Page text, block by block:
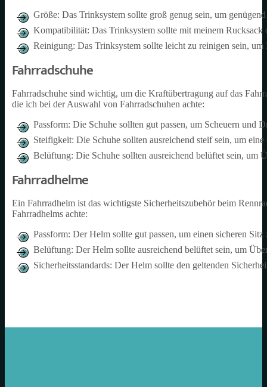
Größe: Das Trinksystem sollte groß genug sein, um
Kompatibilität: Das Trinksystem sollte mit meinem Rucksack
Reinigung: Das Trinksystem sollte leicht zu reinigen sein,
Fahrradschuhe
Fahrradschuhe sind wichtig, um die Kraftübertragung auf das
die ich bei der Auswahl von Fahrradschuhen achte:
Passform: Die Schuhe sollten gut passen, um Scheuern und
Steifigkeit: Die Schuhe sollten ausreichend steif sein, um
Belüftung: Die Schuhe sollten ausreichend belüftet sein, um
Fahrradhelme
Ein Fahrradhelm ist das wichtigste Sicherheitszubehör beim
Fahrradhelms achte:
Passform: Der Helm sollte gut passen, um einen sicheren Sitz
Belüftung: Der Helm sollte ausreichend belüftet sein, um
Sicherheitsstandards: Der Helm sollte den geltenden